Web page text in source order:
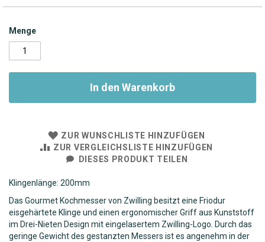
Menge
In den Warenkorb
ZUR WUNSCHLISTE HINZUFÜGEN
ZUR VERGLEICHSLISTE HINZUFÜGEN
DIESES PRODUKT TEILEN
Klingenlänge: 200mm
Das Gourmet Kochmesser von Zwilling besitzt eine Friodur
eisgehärtete Klinge und einen ergonomischer Griff aus Kunststoff
im Drei-Nieten Design mit eingelasertem Zwilling-Logo. Durch das
geringe Gewicht des gestanzten Messers ist es angenehm in der